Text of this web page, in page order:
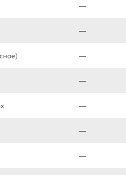
—
—
—
—
—
—
—